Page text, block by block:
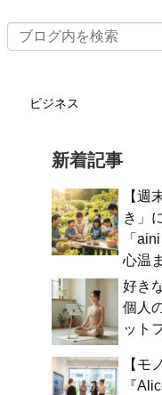
ビジネス
新着記事
【週
き」
「
心温
好き
個人
ット
【モ
『